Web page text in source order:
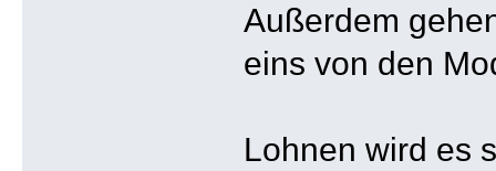
Außerdem
eins von den
Lohnen wird es